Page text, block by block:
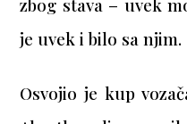
zbog stava – uvek
je uvek i bilo sa njim.
Osvojio je kup